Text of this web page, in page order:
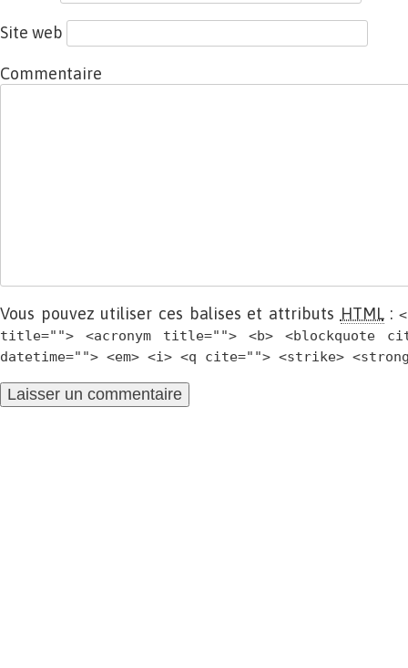
Site web
Commentaire
Vous pouvez utiliser ces balises et attributs HTML:
title=""> <acronym title=""> <b> <blockquote
datetime=""> <em> <i> <q cite=""> <strike>